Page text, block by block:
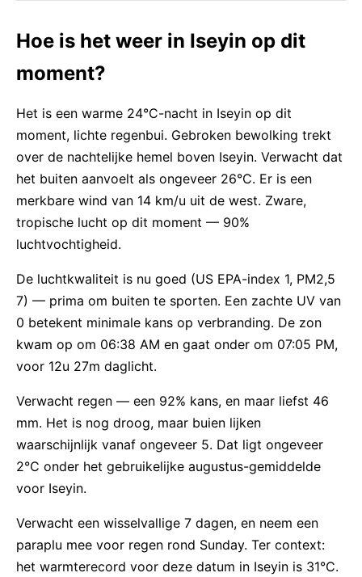
Hoe is het weer in Iseyin op dit
moment?
Het is een warme 24°C-nacht in Iseyin op dit
moment, lichte regenbui. Gebroken bewolking trekt
over de nachtelijke hemel boven Iseyin. Verwacht dat
het buiten aanvoelt als ongeveer 26°C. Er is een
merkbare wind van 14 km/u uit de west. Zware,
tropische lucht op dit moment — 90%
luchtvochtigheid.
De luchtkwaliteit is nu goed (US EPA-index 1, PM2,5
7) — prima om buiten te sporten. Een zachte UV van
0 betekent minimale kans op verbranding. De zon
kwam op om 06:38 AM en gaat onder om 07:05 PM,
voor 12u 27m daglicht.
Verwacht regen — een 92% kans, en maar liefst 46
mm. Het is nog droog, maar buien lijken
waarschijnlijk vanaf ongeveer 5. Dat ligt ongeveer
2°C onder het gebruikelijke augustus-gemiddelde
voor Iseyin.
Verwacht een wisselvallige 7 dagen, en neem een
paraplu mee voor regen rond Sunday. Ter context:
het warmterecord voor deze datum in Iseyin is 31°C.